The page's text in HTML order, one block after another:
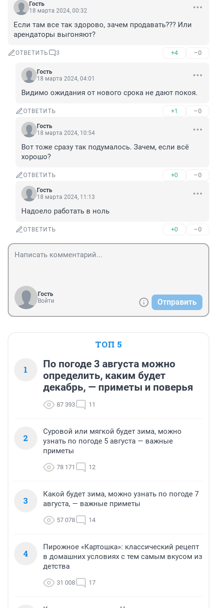
Гость
18 марта 2024, 00:32
Если там все так здорово, зачем продавать??? Или
арендаторы выгоняют?
ОТВЕТИТЬ 3 +4 –0
Гость
18 марта 2024, 04:01
Видимо ожидания от нового срока не дают покоя.
ОТВЕТИТЬ +1 –0
Гость
18 марта 2024, 10:54
Вот тоже сразу так подумалось. Зачем, если всё
хорошо?
ОТВЕТИТЬ +0 –0
Гость
18 марта 2024, 11:13
Надоело работать в ноль
ОТВЕТИТЬ +0 –0
Гость
Войти
Отправить
ТОП 5
1
По погоде 3 августа можно
определить, каким будет
декабрь, — приметы и поверья
87 393 11
2
Суровой или мягкой будет зима, можно
узнать по погоде 5 августа — важные
приметы
78 171 12
3
Какой будет зима, можно узнать по погоде 7
августа, — важные приметы
57 078 14
4
Пирожное «Картошка»: классический рецепт
в домашних условиях с тем самым вкусом из
детства
31 008 17